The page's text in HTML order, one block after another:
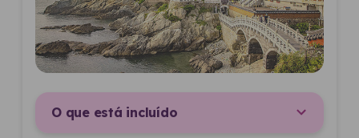
O que está incluído